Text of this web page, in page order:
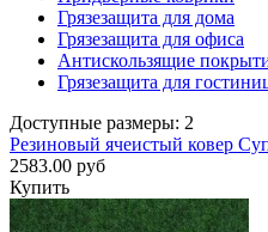
Грязезащита для дома
Грязезащита для офиса
Антискользящие
Грязезащита для
Доступные размеры: 2
Резиновый ячеистый ковер
2583.00 руб
Купить